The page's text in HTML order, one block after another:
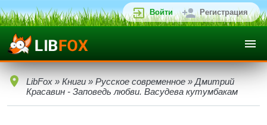
Войти Регистрация
LibFox » Книги » Русское современное » Дмитрий
Красавин - Заповедь любви. Васудева кутумбакам